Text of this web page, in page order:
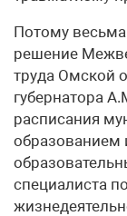
Потому
решение
труда Омской
губернатора
расписания
образованием
специалиста